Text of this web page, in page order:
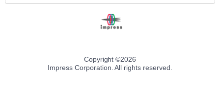
Copyright ©2026
Impress Corporation. All rights reserved.